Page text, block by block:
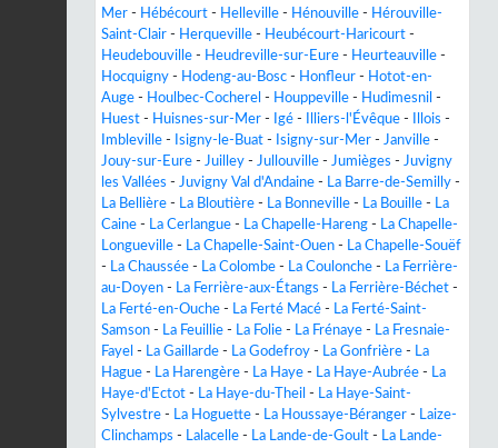
Mer - Hébécourt - Helleville - Hénouville - Hérouville-
Saint-Clair - Herqueville - Heubécourt-Haricourt -
Heudebouville - Heudreville-sur-Eure - Heurteauville -
Hocquigny - Hodeng-au-Bosc - Honfleur - Hotot-en-
Auge - Houlbec-Cocherel - Houppeville - Hudimesnil -
Huest - Huisnes-sur-Mer - Igé - Illiers-l'Évêque - Illois -
Imbleville - Isigny-le-Buat - Isigny-sur-Mer - Janville -
Jouy-sur-Eure - Juilley - Jullouville - Jumièges - Juvigny
les Vallées - Juvigny Val d'Andaine - La Barre-de-Semilly -
La Bellière - La Bloutière - La Bonneville - La Bouille - La
Caine - La Cerlangue - La Chapelle-Hareng - La Chapelle-
Longueville - La Chapelle-Saint-Ouen - La Chapelle-Souëf
- La Chaussée - La Colombe - La Coulonche - La Ferrière-
au-Doyen - La Ferrière-aux-Étangs - La Ferrière-Béchet -
La Ferté-en-Ouche - La Ferté Macé - La Ferté-Saint-
Samson - La Feuillie - La Folie - La Frénaye - La Fresnaie-
Fayel - La Gaillarde - La Godefroy - La Gonfrière - La
Hague - La Harengère - La Haye - La Haye-Aubrée - La
Haye-d'Ectot - La Haye-du-Theil - La Haye-Saint-
Sylvestre - La Hoguette - La Houssaye-Béranger - Laize-
Clinchamps - Lalacelle - La Lande-de-Goult - La Lande-